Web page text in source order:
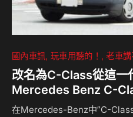
國內車訊 玩車用聽的！ 老車
改名為C-Class從這
Mercedes Benz C-
在Mercedes-Benz中”C-